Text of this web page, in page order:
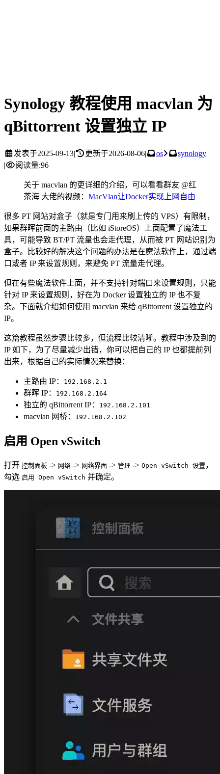
Synology 教程使用 macvlan 为
qBittorrent 设置独立 IP
发表于2025-09-13| 更新于2026-08-06| os
synology
|
阅读量:96
关于 macvlan 的更详细的介绍，可以看看群友 @红
茶海 大佬的视频： MacVlan让Docker实现上网自由
很多 PT 网站对盒子（就是专门用来刷上传的 VPS）有限制，
如果群晖前面的主路由（比如 iStoreOS）上面配置了魔法工
具，可能导致 BT/PT 流量也会走代理，从而被 PT 网站识别为
盒子。比较好的解决这个问题的办法是在魔法软件上，通过端
口或者 IP 来设置规则，来避免 PT 流量走代理。
但在有些魔法软件上面，并不支持针对端口来设置规则，只能
针对 IP 来设置规则，好在为 Docker 设置独立的 IP 也不复
杂。下面就介绍如何使用 macvlan 来给 qBittorrent 设置独立的
IP。
这篇教程虽然步骤比较多，但流程比较清晰。教程中涉及到的
IP 如下，为了尽量减少出错，你可以把自己的 IP 也都提前列
出来，根据自己的实际情况来替换：
主路由 IP： 192.168.2.1
群晖 IP： 192.168.2.164
独立的 qBittorrent IP： 192.168.2.101
macvlan 网桥： 192.168.2.102
启用 Open vSwitch
打开 控制面板 -> 网络 -> 网络界面 -> 管理 -> Open vSwitch 设置 ，
勾选 启用 Open vSwitch 并确定。